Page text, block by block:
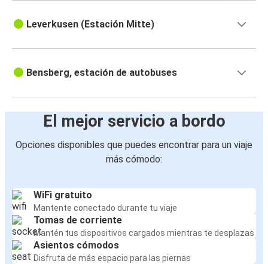
Leverkusen (Estación Mitte)
Bensberg, estación de autobuses
El mejor servicio a bordo
Opciones disponibles que puedes encontrar para un viaje
más cómodo:
WiFi gratuito
Mantente conectado durante tu viaje
Tomas de corriente
Mantén tus dispositivos cargados mientras te desplazas
Asientos cómodos
Disfruta de más espacio para las piernas